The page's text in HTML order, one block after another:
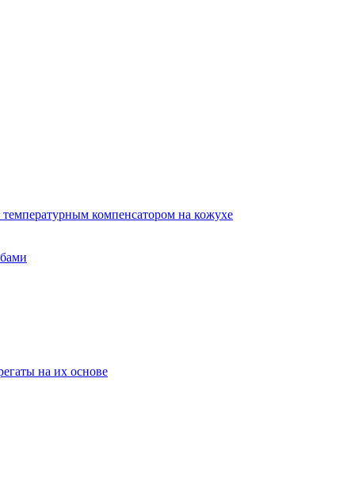
компенсатором на кожухе
на их основе